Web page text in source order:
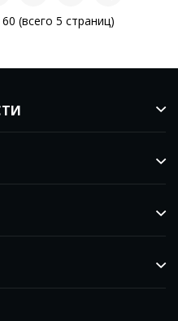
(всего 5 страниц)